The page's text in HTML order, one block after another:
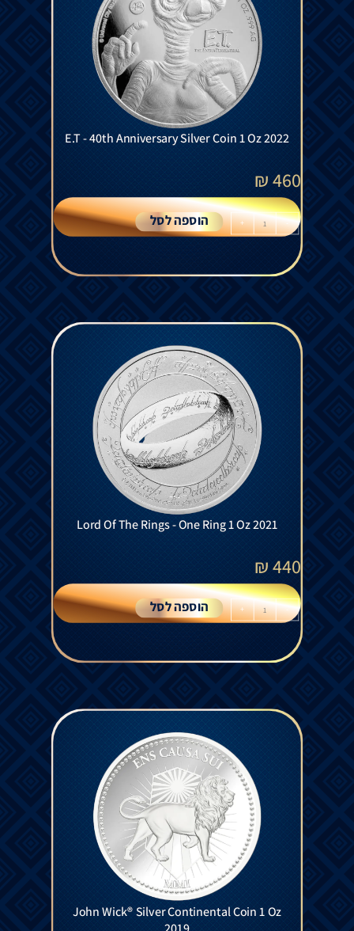
E.T - 40th Anniversary Silver Coin 1 Oz 2022
460
₪
-
+ הוספה לסל
Lord Of The Rings - One Ring 1 Oz 2021
440
₪
-
+ הוספה לסל
John Wick® Silver Continental Coin 1 Oz